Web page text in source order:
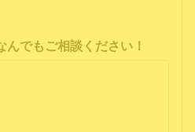
でもご相談ください！